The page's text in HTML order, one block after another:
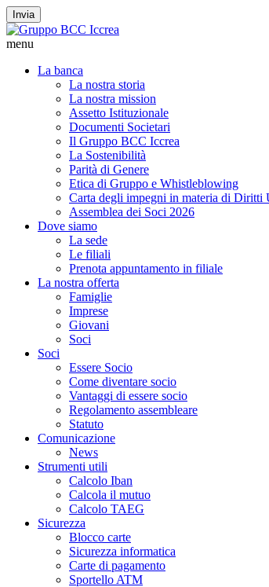
Invia
menu
La banca
La nostra storia
La nostra mission
Assetto Istituzionale
Documenti Societari
Il Gruppo BCC Iccrea
La Sostenibilità
Parità di Genere
Etica di Gruppo e Whistleblowing
Carta degli impegni in materia di Diritti
Assemblea dei Soci 2026
Dove siamo
La sede
Le filiali
Prenota appuntamento in filiale
La nostra offerta
Famiglie
Imprese
Giovani
Soci
Soci
Essere Socio
Come diventare socio
Vantaggi di essere socio
Regolamento assembleare
Statuto
Comunicazione
News
Strumenti utili
Calcolo Iban
Calcola il mutuo
Calcolo TAEG
Sicurezza
Blocco carte
Sicurezza informatica
Carte di pagamento
Sportello ATM